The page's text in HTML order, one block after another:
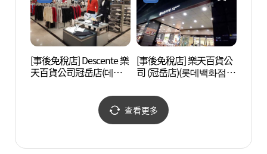
[事後免稅店] Descente 樂
天百貨公司冠岳店(데상
[事後免稅店] 樂天百貨公
司 (冠岳店)(롯데백화점
查看更多